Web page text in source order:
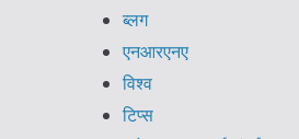
ब्लग
एनआरएनए
विश्व
टिप्स